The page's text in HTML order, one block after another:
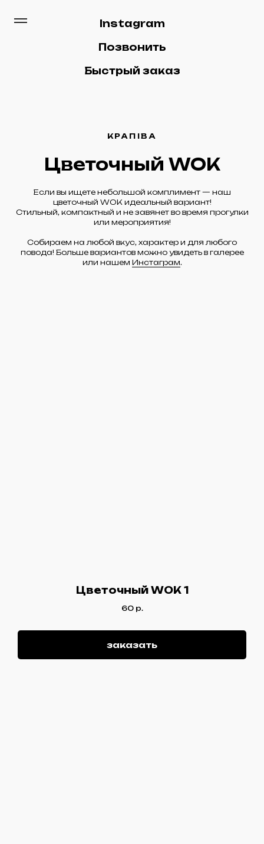
Instagram
Позвонить
Быстрый заказ
КРАПIВА
Цветочный WOK
Если вы ищете небольшой комплимент — наш
цветочный WOK идеальный вариант!
Стильный, компактный и не завянет во время прогулки
или мероприятия!
Собираем на любой вкус, характер и для любого
повода! Больше вариантов можно увидеть в галерее
или нашем Инстаграм.
Цветочный WOK 1
60 р.
заказать